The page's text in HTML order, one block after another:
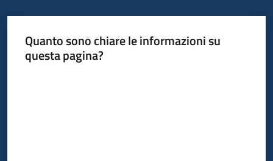
Quanto sono chiare le informazioni su
questa pagina?